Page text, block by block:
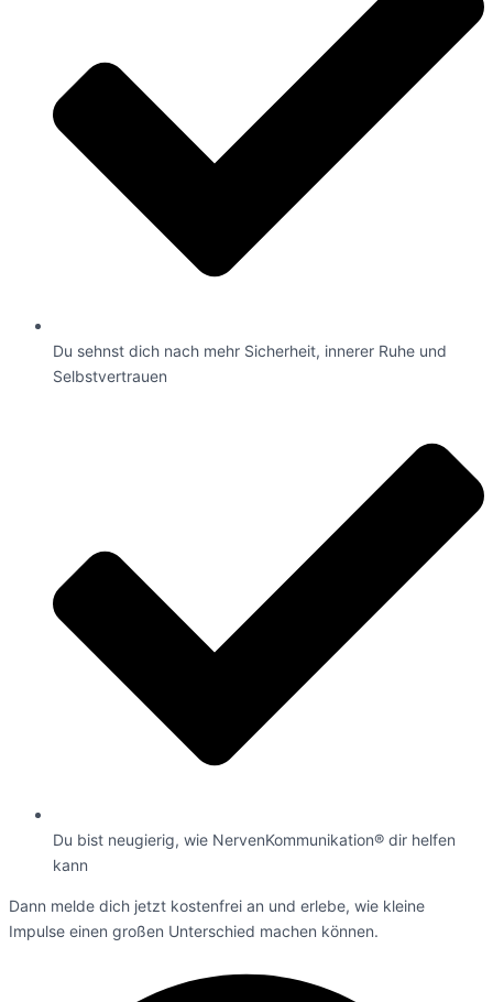
Du sehnst dich nach mehr Sicherheit, innerer Ruhe und
Selbstvertrauen
Du bist neugierig, wie NervenKommunikation® dir helfen
kann
Dann melde dich jetzt kostenfrei an und erlebe, wie kleine
Impulse einen großen Unterschied machen können.